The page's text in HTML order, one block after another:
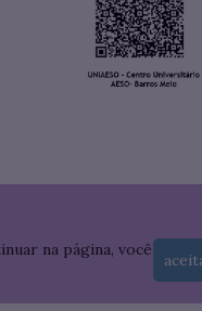
na página, você